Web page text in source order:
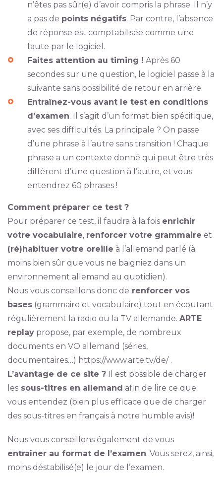
n’êtes pas sûr(e) d’avoir compris la phrase. Il n’y
a pas de points négatifs. Par contre, l’absence
de réponse est comptabilisée comme une
faute par le logiciel.
Faites attention au timing ! Après 60
secondes sur une question, le logiciel passe à la
suivante sans possibilité de retour en arrière.
Entraînez-vous avant le test en conditions
d’examen. Il s’agit d’un format bien spécifique,
avec ses difficultés. La principale ? On passe
d’une phrase à l’autre sans transition ! Chaque
phrase a un contexte donné qui peut être très
différent d’une question à l’autre, et vous
entendrez 60 phrases !
Comment préparer ce test ?
Pour préparer ce test, il faudra à la fois enrichir
votre vocabulaire, renforcer votre grammaire et
(ré)habituer votre oreille à l’allemand parlé (à
moins bien sûr que vous ne baigniez dans un
environnement allemand au quotidien).
Nous vous conseillons donc de renforcer vos
bases(grammaire et vocabulaire) tout en écoutant
régulièrement la radio ou la TV allemande. ARTE
replaypropose, par exemple, de nombreux
documents en VO allemand (séries,
documentaires…) https://www.arte.tv/de/ .
L’avantage de ce site ?Il est possible de charger
lessous-titres en allemand afin de lire ce que
vous entendez (bien plus efficace que de charger
des sous-titres en français à notre humble avis)!
Nous vous conseillons également de vous
entraîner au format de l’examen. Vous serez, ainsi,
moins déstabilisé(e) le jour de l’examen.